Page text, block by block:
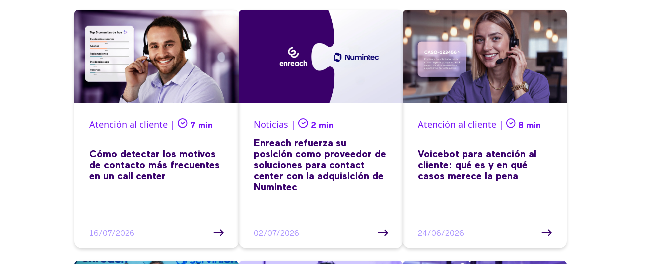
Atención al cliente | 7 min
Cómo detectar los motivos
de contacto más frecuentes
en un call center
16/07/2026
Noticias | 2 min
Enreach refuerza su
posición como proveedor de
soluciones para contact
center con la adquisición de
Numintec
02/07/2026
Atención al cliente | 8 min
Voicebot para atención al
cliente: qué es y en qué
casos merece la pena
24/06/2026